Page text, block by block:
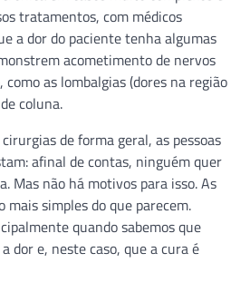
tratamentos, com médicos
a dor do paciente tenha algumas
acometimento de nervos
as lombalgias (dores na região
coluna.
de forma geral, as pessoas
afinal de contas, ninguém quer
Mas não há motivos para isso. As
mais simples do que parecem.
quando sabemos que
dor e, neste caso, que a cura é